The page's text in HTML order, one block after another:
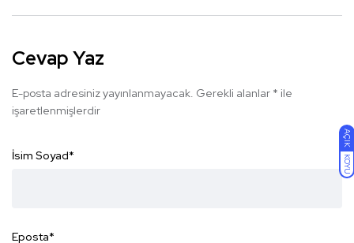
AÇIK
KOYU
Cevap Yaz
E-posta adresiniz yayınlanmayacak. Gerekli alanlar * ile
işaretlenmişlerdir
İsim Soyad*
Eposta*